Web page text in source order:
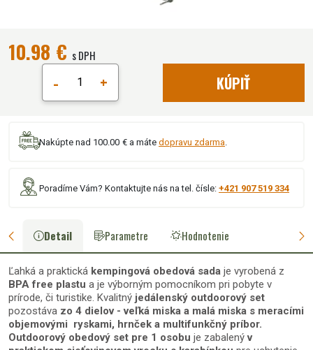
10.98 € s DPH
- + KÚPIŤ
Nakúpte nad 100.00 € a máte dopravu zdarma
Poradíme Vám? Kontaktujte nás na tel. čísle: +421 907 519 334
Detail Parametre Hodnotenie
Ľahká a praktická kempingová obedová sada je vyrobená z
BPA free plastu a je výborným pomocníkom pri pobyte v
prírode, či turistike. Kvalitný jedálenský outdoorový set
pozostáva zo 4 dielov - veľká miska a malá miska s meracími
objemovými ryskami, hrnček a multifunkčný príbor.
Outdoorový obedový set pre 1 osobu je zabalenýv